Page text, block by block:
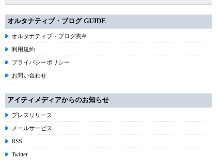
オルタナティブ・ブログ GUIDE
オルタナティブ・ブログ憲章
利用規約
プライバシーポリシー
お問い合わせ
アイティメディアからのお知らせ
プレスリリース
メールサービス
RSS
Twitter